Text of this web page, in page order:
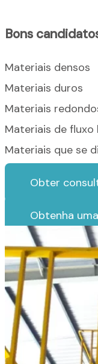
Bons
Materiais densos
Materiais duros
Materiais
Materiais de fluxo
Materiais que se
Obter
Obtenha